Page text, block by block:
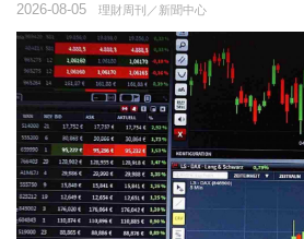
理財周刊／新聞中心
2026-08-05